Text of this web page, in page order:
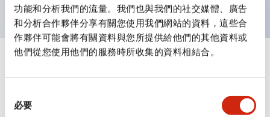
功能和分析我們的流量。我們也與我們的社交媒體、廣告
和分析合作夥伴分享有關您使用我們網站的資料，這些合
作夥伴可能會將有關資料與您所提供給他們的其他資料或
他們從您使用他們的服務時所收集的資料相結合。
必要